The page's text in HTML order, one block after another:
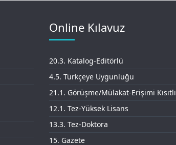
Online Kılavuz
20.3. Katalog-Editörlü
4.5. Türkçeye Uygunluğu
21.1. Görüşme/Mülakat-Erişimi Kısıtlı
12.1. Tez-Yüksek Lisans
13.3. Tez-Doktora
15. Gazete